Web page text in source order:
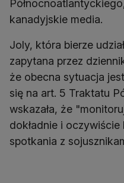
kanadyjskie media.
Joly, która bierze
zapytana przez
że obecna sytuacja
się na art. 5 Traktatu
wskazała, że
dokładnie i
spotkania z